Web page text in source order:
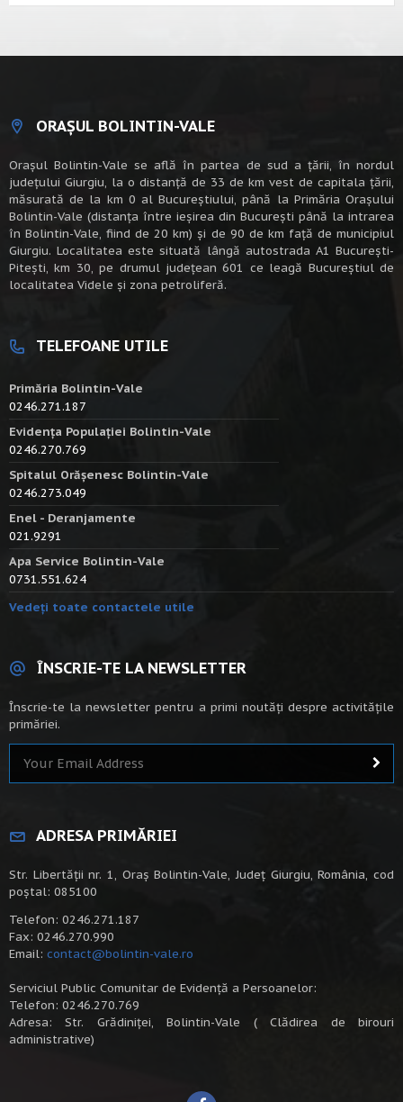
ORAȘUL BOLINTIN-VALE
Oraşul Bolintin-Vale se află în partea de sud a ţării, în nordul
judeţului Giurgiu, la o distanţă de 33 de km vest de capitala țării,
măsurată de la km 0 al Bucureștiului, până la Primăria Orașului
Bolintin-Vale (distanța între ieșirea din București până la intrarea
în Bolintin-Vale, fiind de 20 km) şi de 90 de km faţă de municipiul
Giurgiu. Localitatea este situată lângă autostrada A1 Bucureşti-
Piteşti, km 30, pe drumul judeţean 601 ce leagă Bucureştiul de
localitatea Videle şi zona petroliferă.
TELEFOANE UTILE
Primăria Bolintin-Vale
0246.271.187
Evidența Populației Bolintin-Vale
0246.270.769
Spitalul Orășenesc Bolintin-Vale
0246.273.049
Enel - Deranjamente
021.9291
Apa Service Bolintin-Vale
0731.551.624
Vedeți toate contactele utile
ÎNSCRIE-TE LA NEWSLETTER
Înscrie-te la newsletter pentru a primi noutăți despre activitățile
primăriei.
ADRESA PRIMĂRIEI
Str. Libertății nr. 1, Oraș Bolintin-Vale, Județ Giurgiu, România, cod
poștal: 085100
Telefon: 0246.271.187
Fax: 0246.270.990
Email: contact@bolintin-vale.ro
Serviciul Public Comunitar de Evidență a Persoanelor:
Telefon: 0246.270.769
Adresa: Str. Grădiniței, Bolintin-Vale ( Clădirea de birouri
administrative)